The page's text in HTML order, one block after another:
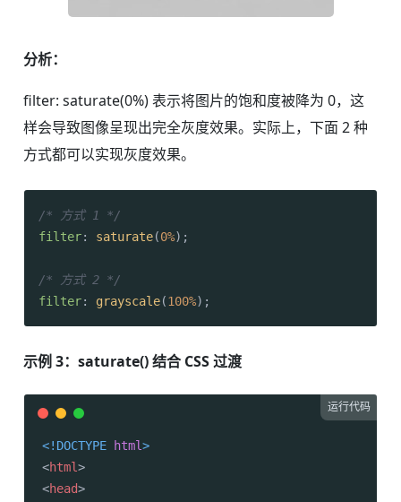
分析：
filter: saturate(0%) 表示将图片的饱和度被降为 0，这
样会导致图像呈现出完全灰度效果。实际上，下面 2 种
方式都可以实现灰度效果。
/* 方式 1 */
filter: saturate(0%);
/* 方式 2 */
filter: grayscale(100%);
示例 3：saturate() 结合 CSS 过渡
运行代码
<!DOCTYPE html>
<html>
<head>